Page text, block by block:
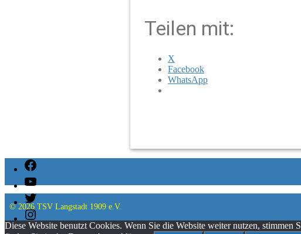
Teilen mit:
X
Facebook
WhatsApp
Facebook
YouTube
Twitter
Instagram
© 2026 TSV Langstadt 1909 e.V.
Diese Website benutzt Cookies. Wenn Sie die Website weiter nutzen,